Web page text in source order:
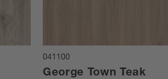
041100
George Town Teak